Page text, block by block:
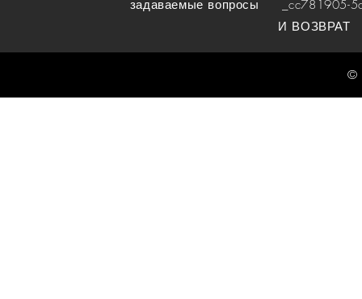
задаваемые вопросы _cc781905-
И ВОЗВРАТ
©